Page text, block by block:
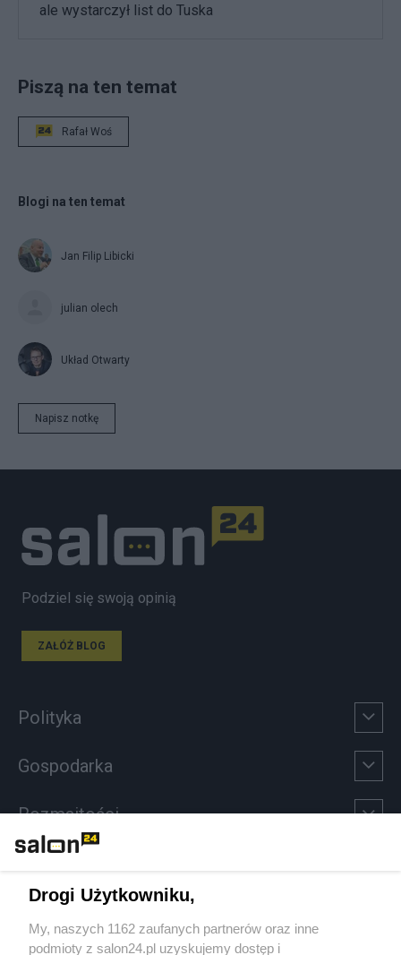
ale wystarczył list do Tuska
Piszą na ten temat
Rafał Woś
Blogi na ten temat
Jan Filip Libicki
julian olech
Układ Otwarty
Napisz notkę
Podziel się swoją opinią
ZAŁÓŻ BLOG
Polityka
Gospodarka
Rozmaitości
Sport
Drogi Użytkowniku,
My, naszych 1162 zaufanych partnerów oraz inne
podmioty z salon24.pl uzyskujemy dostęp i